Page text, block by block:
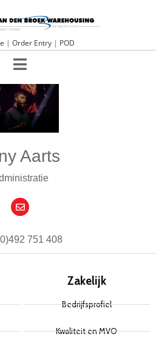
| Order Entry | POD
Aarts
751 408
Zakelijk
Bedrijfsprofiel
Kwaliteit en MVO